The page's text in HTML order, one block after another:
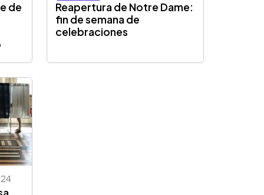
de
Reapertura de Notre Dame:
fin de semana de
celebraciones